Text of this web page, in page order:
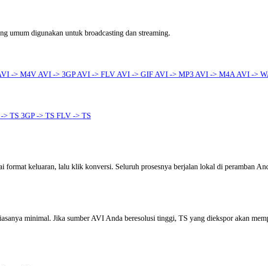
umum digunakan untuk broadcasting dan streaming.
-> M4V AVI -> 3GPAVI -> FLV AVI -> GIF AVI -> MP3 AVI -> M4A AVI ->
> TS 3GP -> TS FLV -> TS
format keluaran, lalu klik konversi. Seluruh prosesnya berjalan lokal di peramban
minimal. Jika sumber AVI Anda beresolusi tinggi, TS yang diekspor akan